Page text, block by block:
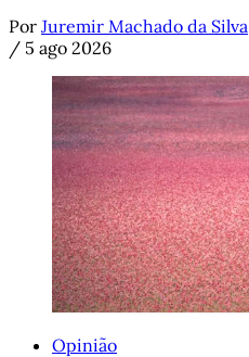
Por Juremir Machado da Silva
/ 5 ago 2026
Opinião